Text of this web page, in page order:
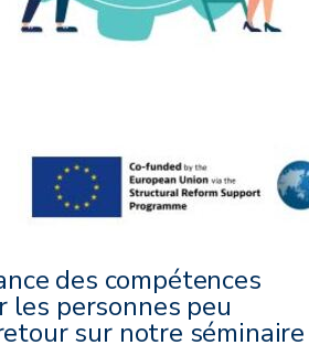
des compétences
les personnes peu
sur notre séminaire